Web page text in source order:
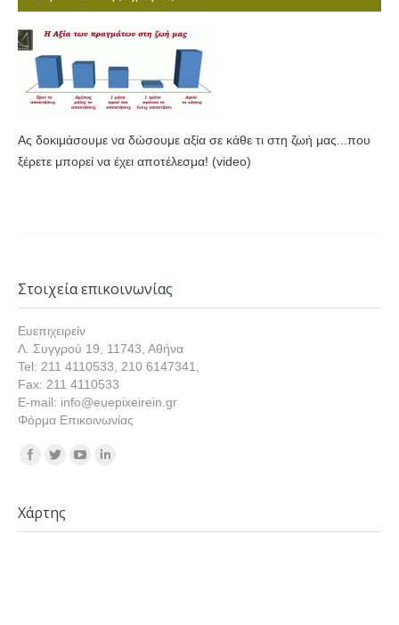
Ας δοκιμάσουμε να δώσουμε αξία σε κάθε τι στη ζωή μας...που
ξέρετε μπορεί να έχει αποτέλεσμα! (video)
Στοιχεία επικοινωνίας
Ευεπιχειρείν
Λ. Συγγρού 19, 11743, Αθήνα
Tel: 211 4110533, 210 6147341,
Fax: 211 4110533
E-mail: info@euepixeirein.gr
Φόρμα Επικοινωνίας
Find us on:
Χάρτης